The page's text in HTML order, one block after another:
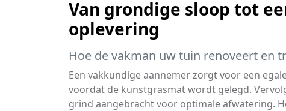
Van grondige sloop tot
oplevering
Hoe de vakman uw tuin renoveert en
Een vakkundige aannemer zorgt voor een
voordat de kunstgrasmat wordt gelegd.
grind aangebracht voor optimale afwatering.